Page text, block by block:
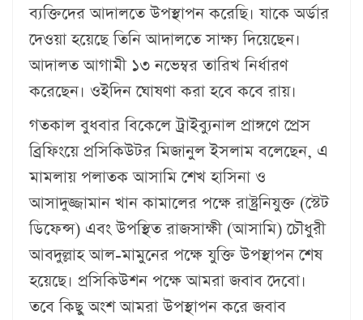
ব্যক্তিদের আদালতে উপস্থাপন করেছি। যাকে অর্ডার
দেওয়া হয়েছে তিনি আদালতে সাক্ষ্য দিয়েছেন।
আদালত আগামী ১৩ নভেম্বর তারিখ নির্ধারণ
করেছেন। ওইদিন ঘোষণা করা হবে কবে রায়।
গতকাল বুধবার বিকেলে ট্রাইব্যুনাল প্রাঙ্গণে প্রেস
ব্রিফিংয়ে প্রসিকিউটর মিজানুল ইসলাম বলেছেন, এ
মামলায় পলাতক আসামি শেখ হাসিনা ও
আসাদুজ্জামান খান কামালের পক্ষে রাষ্ট্রনিযুক্ত (স্টেট
ডিফেন্স) এবং উপস্থিত রাজসাক্ষী (আসামি) চৌধুরী
আবদুল্লাহ আল-মামুনের পক্ষে যুক্তি উপস্থাপন শেষ
হয়েছে। প্রসিকিউশন পক্ষে আমরা জবাব দেবো।
তবে কিছু অংশ আমরা উপস্থাপন করে জবাব